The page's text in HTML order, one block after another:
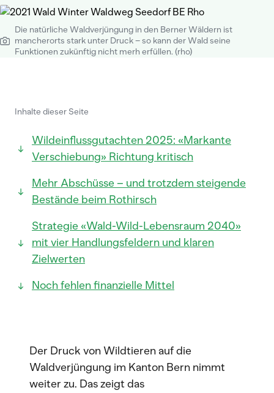
Die natürliche Waldverjüngung in den Berner Wäldern ist
mancherorts stark unter Druck – so kann der Wald seine
Funktionen zukünftig nicht merh erfüllen. (rho)
Inhalte dieser Seite
Wildeinflussgutachten 2025: «Markante
Verschiebung» Richtung kritisch
Mehr Abschüsse – und trotzdem steigende
Bestände beim Rothirsch
Strategie «Wald-Wild-Lebensraum 2040»
mit vier Handlungsfeldern und klaren
Zielwerten
Noch fehlen finanzielle Mittel
Der Druck von Wildtieren auf die
Waldverjüngung im Kanton Bern nimmt
weiter zu. Das zeigt das